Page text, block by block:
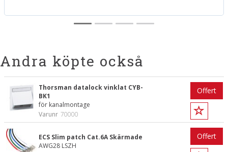
Andra köpte också
Thorsman datalock vinklat CYB-
BK1
för kanalmontage
Varunr 70000
Offert
ECS Slim patch Cat.6A Skärmade
AWG28 LSZH
Offert